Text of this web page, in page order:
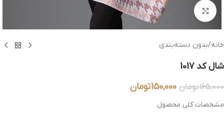
بزرگنمایی تصویر
خانه/بدون دسته‌بندی
شال کد 1017
165,000تومان 150,000تومان
مشخصات کلی محصول